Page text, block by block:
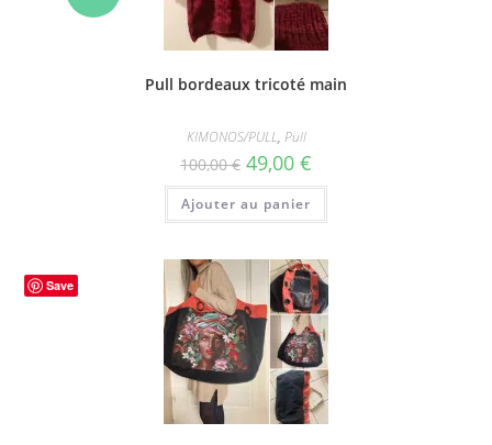
Pull bordeaux tricoté main
KIMONOS/PULL, Pull
100,00€ Le
prix
initial
était :
100,00 €.
49,00 €
actuel
49,00 €.
Ajouter au panier
Save